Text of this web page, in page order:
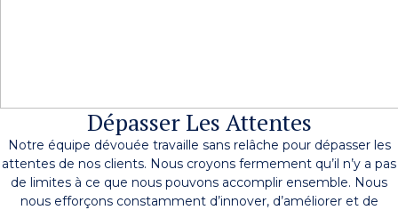
Dépasser Les Attentes
Notre équipe dévouée travaille sans relâche pour dépasser les
attentes de nos clients. Nous croyons fermement qu’il n’y a pas
de limites à ce que nous pouvons accomplir ensemble. Nous
nous efforçons constamment d’innover, d’améliorer et de